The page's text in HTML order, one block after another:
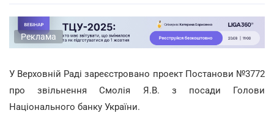
Реклама
У Верховній Раді зареєстровано проект Постанови №3772
про звільнення Смолія Я.В. з посади Голови
Національного банку України.